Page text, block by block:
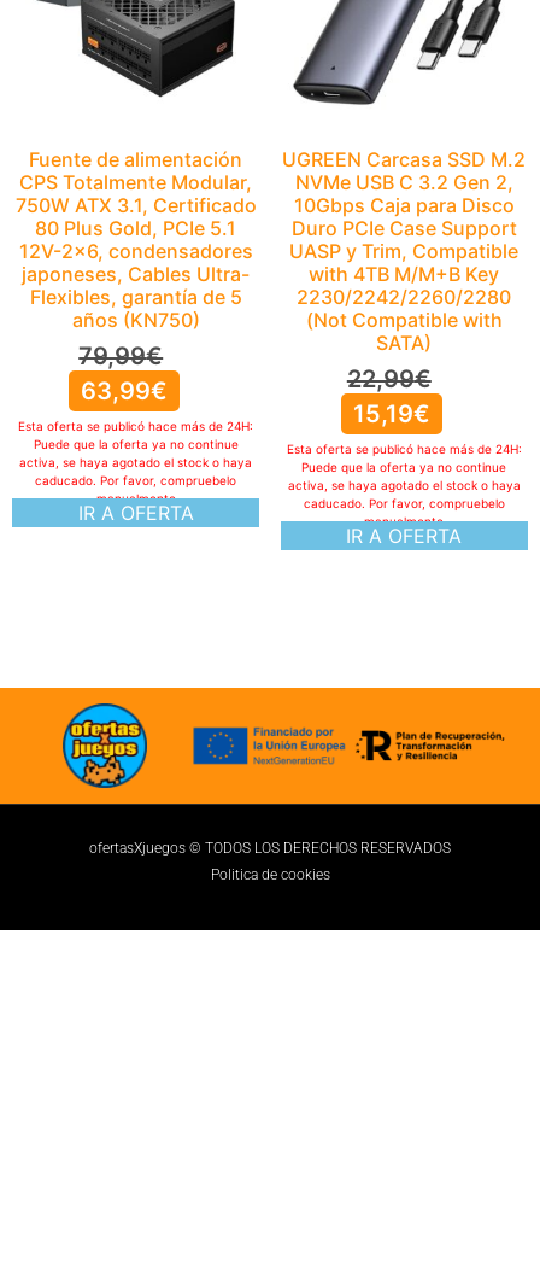
Fuente de alimentación
CPS Totalmente Modular,
750W ATX 3.1, Certificado
80 Plus Gold, PCIe 5.1
12V-2×6, condensadores
japoneses, Cables Ultra-
Flexibles, garantía de 5
años (KN750)
79,99€
63,99€
IR A OFERTA
Esta oferta se publicó hace más de 24H:
Puede que la oferta ya no continue
activa, se haya agotado el stock o haya
caducado. Por favor, compruebelo
manualmente
UGREEN Carcasa SSD M.2
NVMe USB C 3.2 Gen 2,
10Gbps Caja para Disco
Duro PCIe Case Support
UASP y Trim, Compatible
with 4TB M/M+B Key
2230/2242/2260/2280
(Not Compatible with
SATA)
22,99€
15,19€
IR A OFERTA
Esta oferta se publicó hace más de 24H:
Puede que la oferta ya no continue
activa, se haya agotado el stock o haya
caducado. Por favor, compruebelo
manualmente
ofertasXjuegos © TODOS LOS DERECHOS RESERVADOS
Politica de cookies